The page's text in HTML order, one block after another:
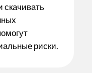
скачивать
риски.